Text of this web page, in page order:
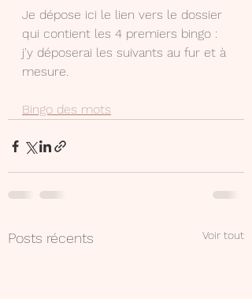
Je dépose ici le lien vers le dossier
qui contient les 4 premiers bingo :
j'y déposerai les suivants au fur et à
mesure.
Bingo des mots
Posts récents Voir tout